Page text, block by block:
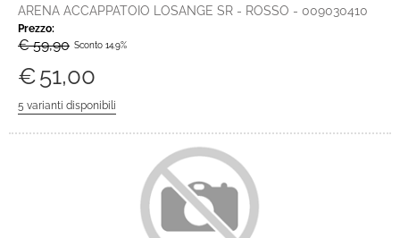
ARENA ACCAPPATOIO LOSANGE SR - ROSSO - 009030410
Prezzo:
€ 59,90 Sconto 14.9%
€51,00